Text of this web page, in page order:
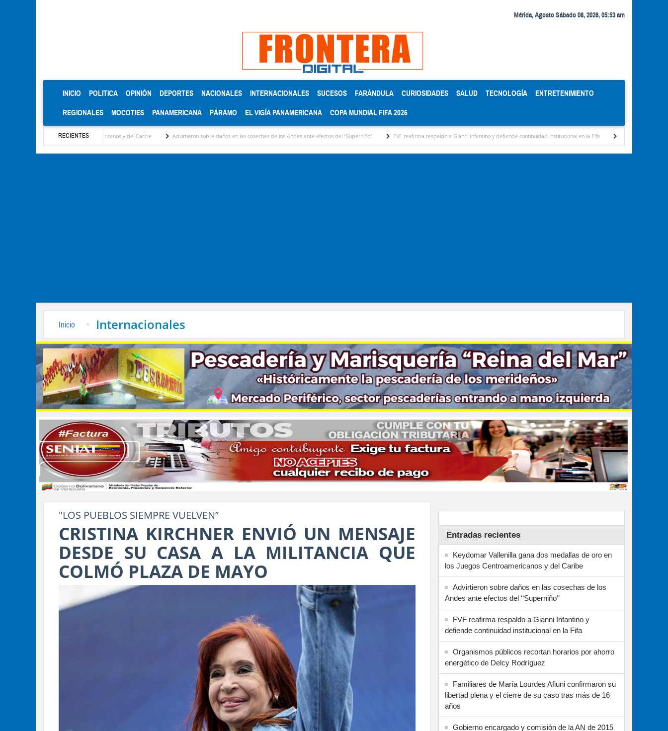
Mérida, Agosto Sábado 08, 2026, 05:53 am
INICIO (CURRENT)
POLITICA OPINIÓN DEPORTES NACIONALES INTERNACIONALES SUCESOS FARÁNDULA CURIOSIDADES SALUD TECNOLOGÍA ENTRETENIMIENTO
REGIONALES MOCOTIES PANAMERICANA PÁRAMO EL VIGÍA PANAMERICANA COPA MUNDIAL FIFA 2026
RECIENTES
en los Juegos Centroamericanos y del Caribe Advirtieron sobre daños en las cosechas de los Andes ante efectos del ‘‘Superniño’’ FVF reafirma respaldo a Gianni Infantino y defiende continuidad institucional en la Fifa Organismos públicos recortan
Inicio Internacionales
"LOS PUEBLOS SIEMPRE VUELVEN”
CRISTINA KIRCHNER ENVIÓ UN MENSAJE
DESDE SU CASA A LA MILITANCIA QUE
COLMÓ PLAZA DE MAYO
Entradas recientes
Keydomar Vallenilla gana dos medallas de oro en
los Juegos Centroamericanos y del Caribe
Advirtieron sobre daños en las cosechas de los
Andes ante efectos del ‘‘Superniño’’
FVF reafirma respaldo a Gianni Infantino y
defiende continuidad institucional en la Fifa
Organismos públicos recortan horarios por ahorro
energético de Delcy Rodríguez
Familiares de María Lourdes Afiuni confirmaron su
libertad plena y el cierre de su caso tras más de 16
años
Gobierno encargado y comisión de la AN de 2015